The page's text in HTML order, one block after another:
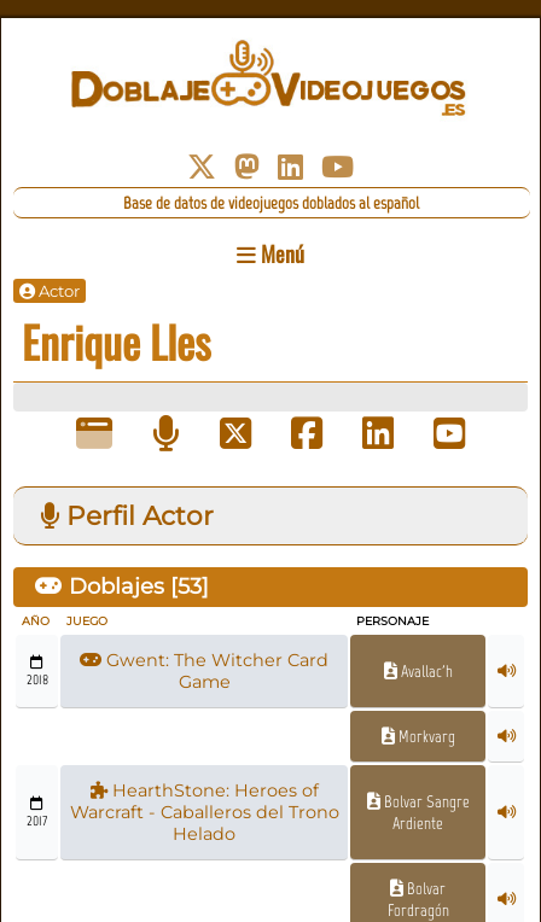
Base de datos de videojuegos doblados al español
Menú
Actor
Enrique Lles
Perfil Actor
Doblajes [53]
AÑO JUEGO PERSONAJE
2018
Gwent: The Witcher Card
Game
Avallac'h
Morkvarg
2017
HearthStone: Heroes of
Warcraft - Caballeros del Trono
Helado
Bolvar Sangre
Ardiente
Bolvar
Fordragón